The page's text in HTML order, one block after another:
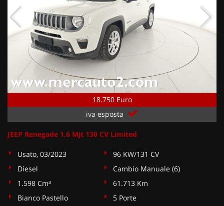
18.750 Euro
iva esposta
JEEP Renegade 1.6 Mjt 130 CV Limited
Usato, 03/2023
96 KW/131 CV
Diesel
Cambio Manuale (6)
1.598 Cm³
61.713 Km
Bianco Pastello
5 Porte